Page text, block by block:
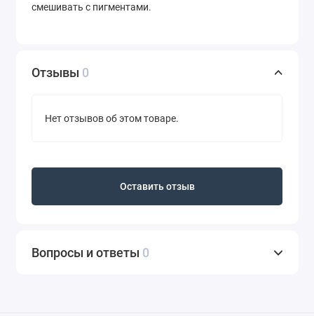
смешивать с пигментами.
Отзывы 0
Нет отзывов об этом товаре.
Оставить отзыв
Вопросы и ответы 0